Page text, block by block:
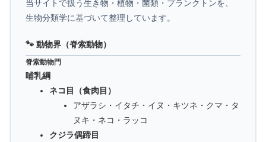
当サイトで扱う生き物・植物・菌類・プランクトンを、
生物分類学に基づいて整理しています。
🐾 動物界（脊索動物）
脊索動物門
哺乳綱
ネコ目（食肉目）
アザラシ・イタチ・イヌ・キツネ・クマ・タ
ヌキ・ネコ・ラッコ
クジラ偶蹄目